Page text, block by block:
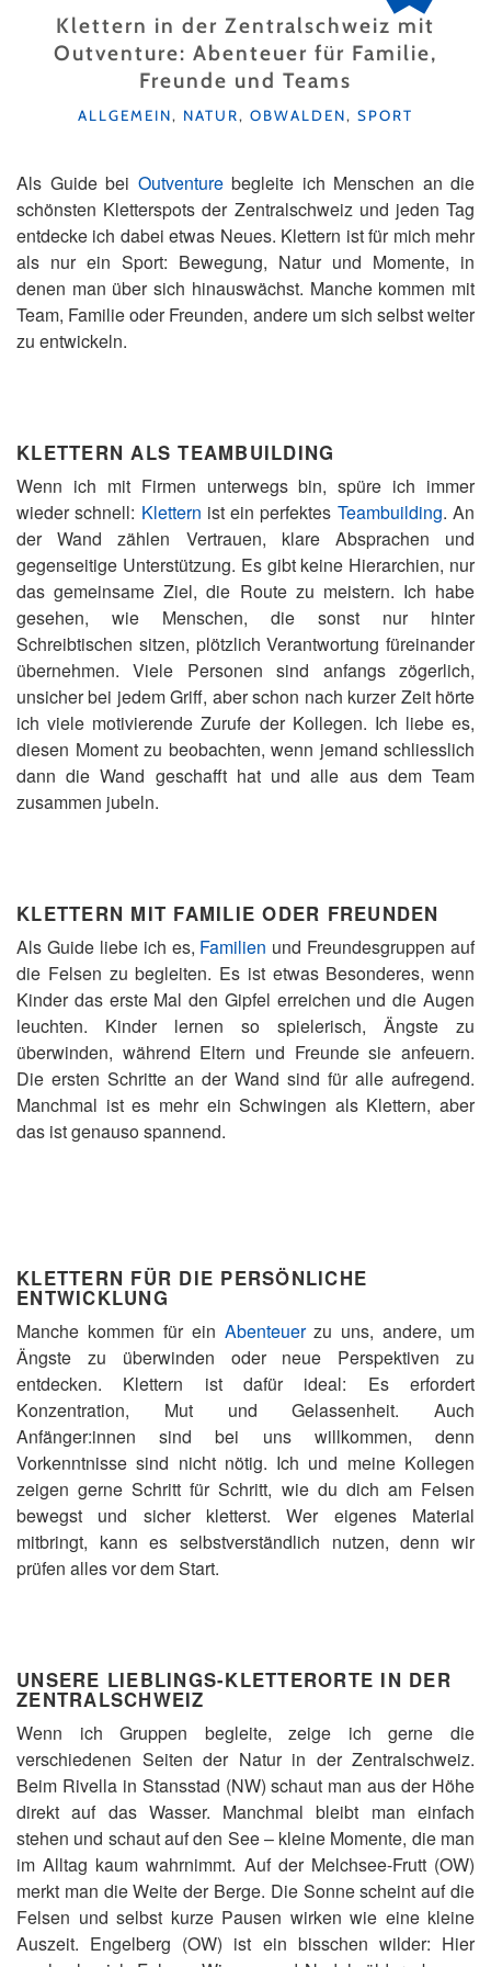
Klettern in der Zentralschweiz mit
Outventure: Abenteuer für Familie,
Freunde und Teams
KATEGORIEN
ALLGEMEIN, NATUR, OBWALDEN, SPORT
Als Guide bei Outventure begleite ich Menschen an die
schönsten Kletterspots der Zentralschweiz und jeden Tag
entdecke ich dabei etwas Neues. Klettern ist für mich mehr
als nur ein Sport: Bewegung, Natur und Momente, in
denen man über sich hinauswächst. Manche kommen mit
Team, Familie oder Freunden, andere um sich selbst weiter
zu entwickeln.
KLETTERN ALS TEAMBUILDING
Wenn ich mit Firmen unterwegs bin, spüre ich immer
wieder schnell: Klettern ist ein perfektes Teambuilding. An
der Wand zählen Vertrauen, klare Absprachen und
gegenseitige Unterstützung. Es gibt keine Hierarchien, nur
das gemeinsame Ziel, die Route zu meistern. Ich habe
gesehen, wie Menschen, die sonst nur hinter
Schreibtischen sitzen, plötzlich Verantwortung füreinander
übernehmen. Viele Personen sind anfangs zögerlich,
unsicher bei jedem Griff, aber schon nach kurzer Zeit hörte
ich viele motivierende Zurufe der Kollegen. Ich liebe es,
diesen Moment zu beobachten, wenn jemand schliesslich
dann die Wand geschafft hat und alle aus dem Team
zusammen jubeln.
KLETTERN MIT FAMILIE ODER FREUNDEN
Als Guide liebe ich es, Familien und Freundesgruppen auf
die Felsen zu begleiten. Es ist etwas Besonderes, wenn
Kinder das erste Mal den Gipfel erreichen und die Augen
leuchten. Kinder lernen so spielerisch, Ängste zu
überwinden, während Eltern und Freunde sie anfeuern.
Die ersten Schritte an der Wand sind für alle aufregend.
Manchmal ist es mehr ein Schwingen als Klettern, aber
das ist genauso spannend.
KLETTERN FÜR DIE PERSÖNLICHE
ENTWICKLUNG
Manche kommen für ein Abenteuerzu uns, andere, um
Ängste zu überwinden oder neue Perspektiven zu
entdecken. Klettern ist dafür ideal: Es erfordert
Konzentration, Mut und Gelassenheit. Auch
Anfänger:innen sind bei uns willkommen, denn
Vorkenntnisse sind nicht nötig. Ich und meine Kollegen
zeigen gerne Schritt für Schritt, wie du dich am Felsen
bewegst und sicher kletterst. Wer eigenes Material
mitbringt, kann es selbstverständlich nutzen, denn wir
prüfen alles vor dem Start.
UNSERE LIEBLINGS-KLETTERORTE IN DER
ZENTRALSCHWEIZ
Wenn ich Gruppen begleite, zeige ich gerne die
verschiedenen Seiten der Natur in der Zentralschweiz.
Beim Rivella in Stansstad (NW) schaut man aus der Höhe
direkt auf das Wasser. Manchmal bleibt man einfach
stehen und schaut auf den See – kleine Momente, die man
im Alltag kaum wahrnimmt. Auf der Melchsee-Frutt (OW)
merkt man die Weite der Berge. Die Sonne scheint auf die
Felsen und selbst kurze Pausen wirken wie eine kleine
Auszeit. Engelberg (OW) ist ein bisschen wilder: Hier